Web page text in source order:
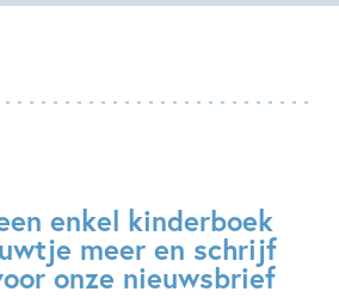
enkel kinderboek
meer en schrijf
onze nieuwsbrief